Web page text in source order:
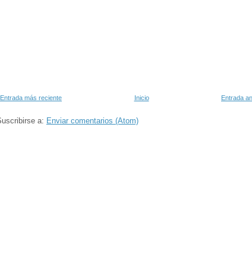
Entrada más reciente Entrada
Inicio
a: Enviar comentarios (Atom)